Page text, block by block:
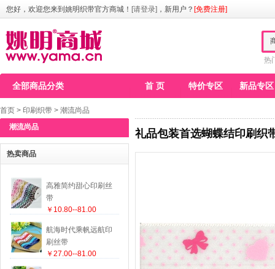
您好，欢迎您来到姚明织带官方商城！ [请登录] ，新用户？ [免费注册]
热
全部商品分类 首 页 特价专区 新品专区
首页 > 印刷织带 > 潮流尚品
礼品包装首选蝴蝶结印刷织
潮流尚品
热卖商品
高雅简约甜心印刷丝
带
￥10.80--81.00
航海时代乘帆远航印
刷丝带
￥27.00--81.00